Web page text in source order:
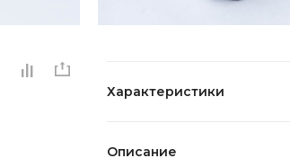
Характеристики
Описание